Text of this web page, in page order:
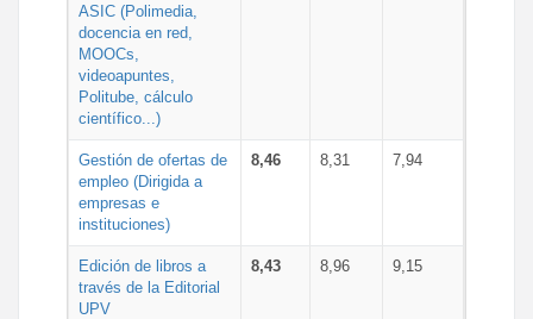
ASIC (Polimedia,
docencia en red,
MOOCs,
videoapuntes,
Politube, cálculo
científico...)
Gestión de ofertas de
empleo (Dirigida a
empresas e
instituciones)
8,46 8,31 7,94
Edición de libros a
través de la Editorial
UPV
8,43 8,96 9,15